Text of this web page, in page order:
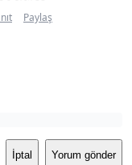
Paylaş
İptal Yorum gönder